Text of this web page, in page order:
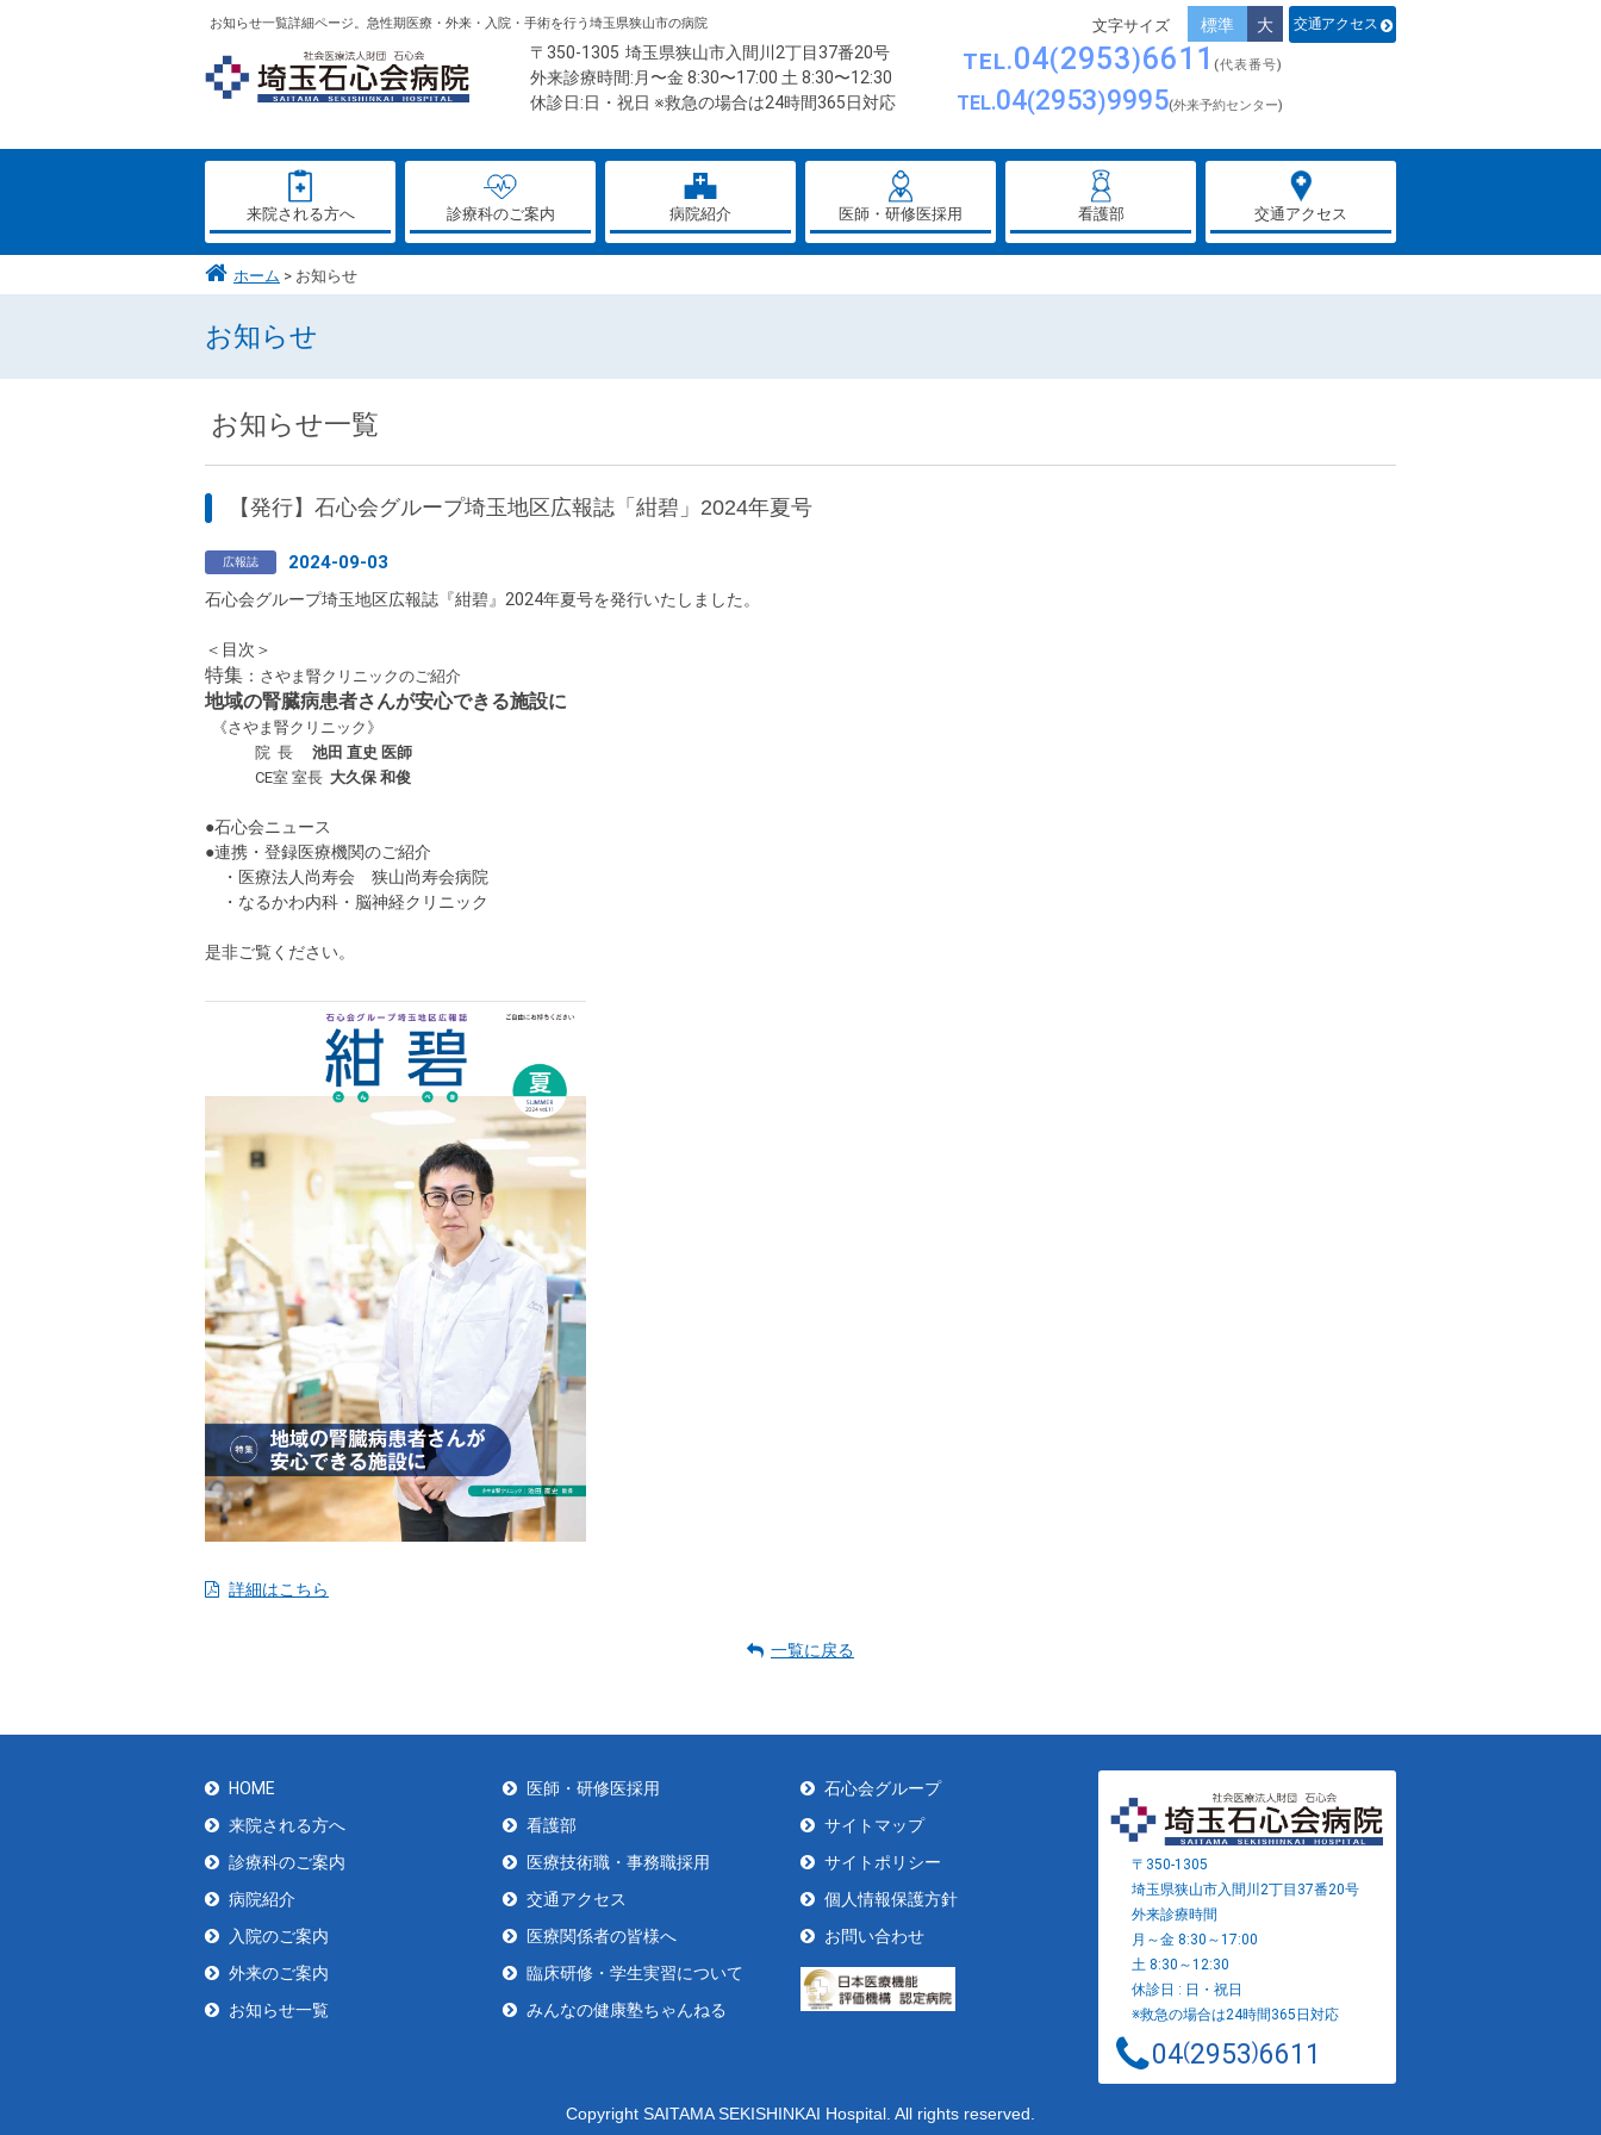
お知らせ一覧詳細ページ。急性期医療・外来・入院・手術を行う埼玉県狭山市の病院 交通アクセス
標準
大
〒350-1305 埼玉県狭山市入間川2丁目37番20号
外来診療時間:月〜金 8:30〜17:00 土 8:30〜12:30
休診日:日・祝日 ※救急の場合は24時間365日対応
TEL.04 2953 6611 (代表番号)
TEL.04 2953 9995(外来予約センター)
来院される方へ 診療科のご案内 病院紹介 医師・研修医採用 看護部 交通アクセス
ホーム お知らせ
お知らせ
お知らせ一覧
【発行】石心会グループ埼玉地区広報誌「紺碧」2024年夏号
広報誌 2024-09-03
石心会グループ埼玉地区広報誌『紺碧』2024年夏号を発行いたしました。
＜目次＞
特集 ： さやま腎クリニックのご紹介
地域の腎臓病患者さんが安心できる施設に
《さやま腎クリニック》
院 長 池田 直史 医師
CE室 室長 大久保 和俊
●石心会ニュース
●連携・登録医療機関のご紹介
・医療法人尚寿会 狭山尚寿会病院
・なるかわ内科・脳神経クリニック
是非ご覧ください。
詳細はこちら
一覧に戻る
HOME
来院される方へ
診療科のご案内
病院紹介
入院のご案内
外来のご案内
お知らせ一覧
医師・研修医採用
看護部
医療技術職・事務職採用
交通アクセス
医療関係者の皆様へ
臨床研修・学生実習について
みんなの健康塾ちゃんねる
石心会グループ
サイトマップ
サイトポリシー
個人情報保護方針
お問い合わせ
〒350-1305
埼玉県狭山市入間川2丁目37番20号
外来診療時間
月～金 8:30～17:00
土 8:30～12:30
休診日 : 日・祝日
※救急の場合は24時間365日対応
04 2953 6611
Copyright SAITAMA SEKISHINKAI Hospital. All rights reserved.